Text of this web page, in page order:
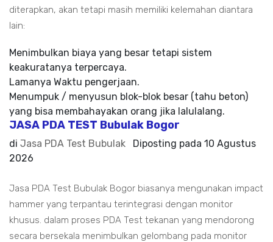
diterapkan, akan tetapi masih memiliki kelemahan diantara
lain:
Menimbulkan biaya yang besar tetapi sistem
keakuratanya terpercaya.
Lamanya Waktu pengerjaan.
Menumpuk / menyusun blok-blok besar (tahu beton)
yang bisa membahayakan orang jika lalulalang.
JASA PDA TEST Bubulak Bogor
di Jasa PDA Test Bubulak Diposting pada 10 Agustus
2026
Jasa PDA Test Bubulak Bogor biasanya mengunakan impact
hammer yang terpantau terintegrasi dengan monitor
khusus. dalam proses PDA Test tekanan yang mendorong
secara bersekala menimbulkan gelombang pada monitor